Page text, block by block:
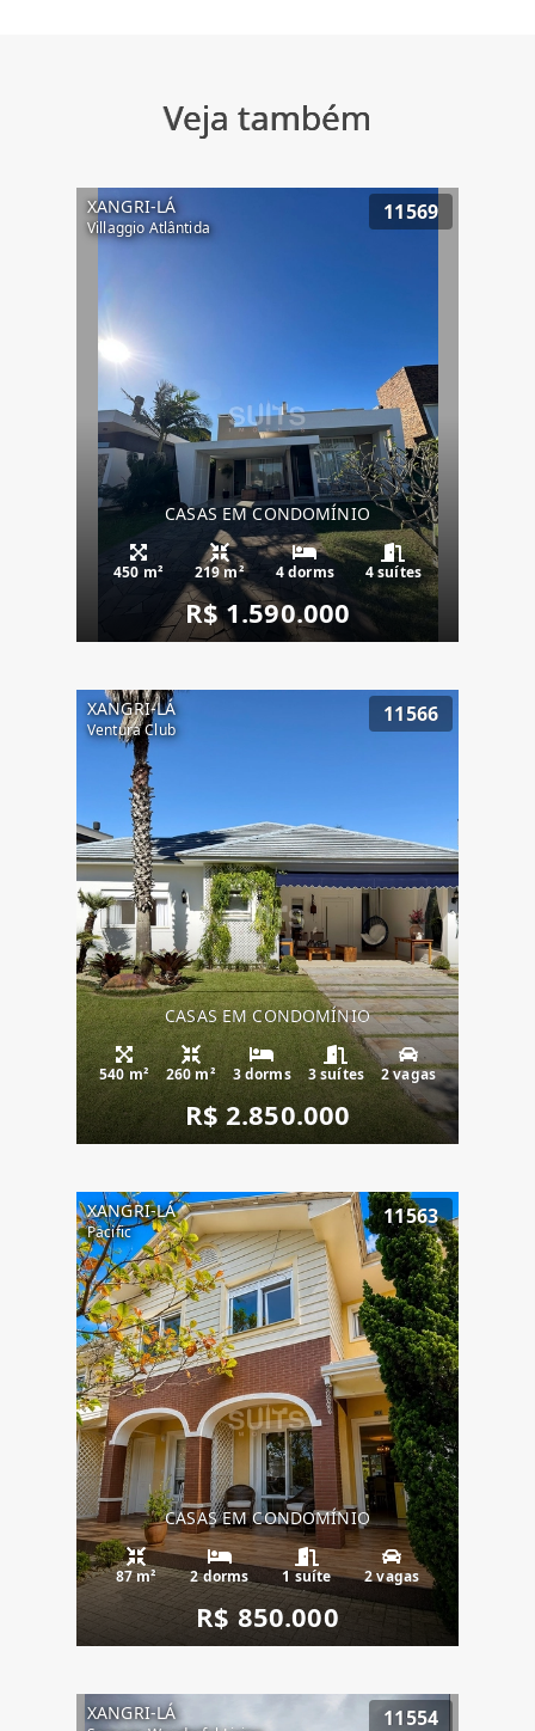
Veja também
XANGRI-LÁ
Villaggio Atlântida
11569
CASAS EM CONDOMÍNIO
450 m² 219 m² 4 dorms 4 suítes
R$ 1.590.000
XANGRI-LÁ
Ventura Club
11566
CASAS EM CONDOMÍNIO
540 m² 260 m² 3 dorms 3 suítes 2 vagas
R$ 2.850.000
XANGRI-LÁ
Pacific
11563
CASAS EM CONDOMÍNIO
87 m² 2 dorms 1 suíte 2 vagas
R$ 850.000
XANGRI-LÁ 11554